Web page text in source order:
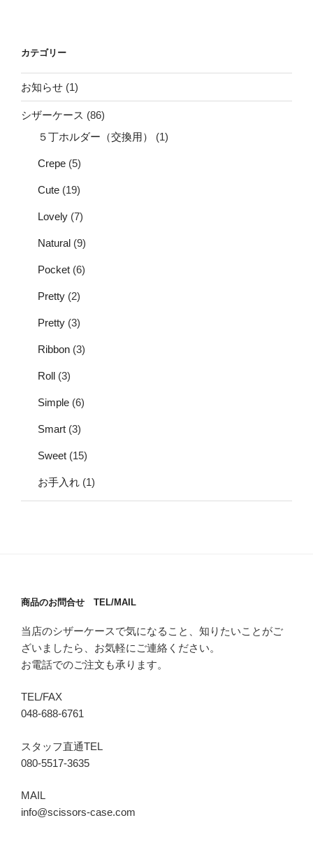
カテゴリー
お知らせ (1)
シザーケース (86)
５丁ホルダー（交換用）
(1)
Crepe (5)
Cute (19)
Lovely (7)
Natural (9)
Pocket (6)
Pretty (2)
Pretty (3)
Ribbon (3)
Roll (3)
Simple (6)
Smart (3)
Sweet (15)
お手入れ (1)
商品のお問合せ TEL/MAIL
当店のシザーケースで気になること、知りたいことがご
ざいましたら、お気軽にご連絡ください。
お電話でのご注文も承ります。
TEL/FAX
048-688-6761
スタッフ直通TEL
080-5517-3635
MAIL
info@scissors-case.com